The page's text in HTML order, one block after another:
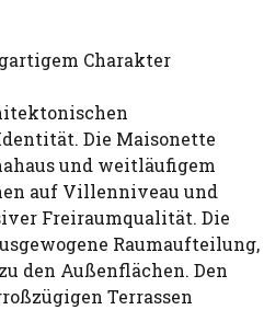
Charakter
Die Maisonette
und weitläufigem
auf Villenniveau und
Freiraumqualität. Die
Raumaufteilung,
den Außenflächen. Den
Terrassen